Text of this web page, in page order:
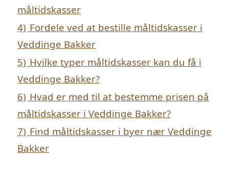
måltidskasser
4) Fordele ved at bestille måltidskasser i
Veddinge Bakker
5) Hvilke typer måltidskasser kan du få i
Veddinge Bakker?
6) Hvad er med til at bestemme prisen på
måltidskasser i Veddinge Bakker?
7) Find måltidskasser i byer nær Veddinge
Bakker